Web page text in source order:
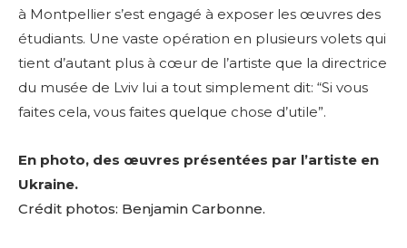
à Montpellier s’est engagé à exposer les œuvres des
étudiants. Une vaste opération en plusieurs volets qui
tient d’autant plus à cœur de l’artiste que la directrice
du musée de Lviv lui a tout simplement dit: “Si vous
faites cela, vous faites quelque chose d’utile”.
En photo, des œuvres présentées par l’artiste en
Ukraine.
Crédit photos: Benjamin Carbonne.